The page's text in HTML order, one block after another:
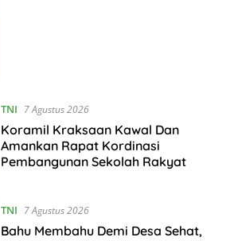
TNI 7 Agustus 2026
Koramil Kraksaan Kawal Dan
Amankan Rapat Kordinasi
Pembangunan Sekolah Rakyat
TNI 7 Agustus 2026
Bahu Membahu Demi Desa Sehat,